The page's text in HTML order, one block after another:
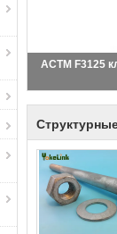
Горяче